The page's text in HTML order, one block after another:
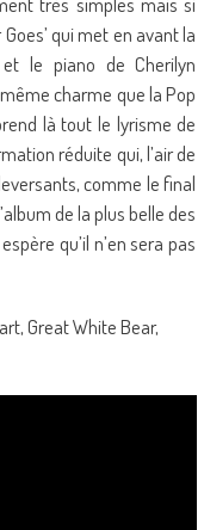
qui met en avant la
le piano de Cherilyn
charme que la Pop
là tout le lyrisme de
réduite qui, l’air de
comme le final
de la plus belle des
qu’il n’en sera pas
Great White Bear,